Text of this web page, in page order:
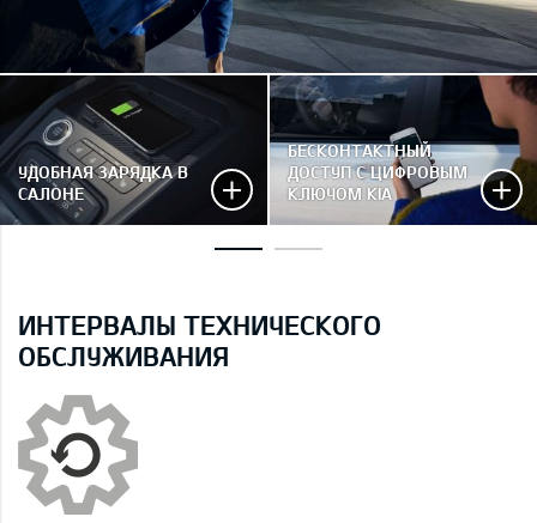
УДОБНАЯ ЗАРЯДКА В
САЛОНЕ
БЕСКОНТАКТНЫЙ
ДОСТУП С ЦИФРОВЫМ
КЛЮЧОМ KIA
ИНТЕРВАЛЫ ТЕХНИЧЕСКОГО
ОБСЛУЖИВАНИЯ